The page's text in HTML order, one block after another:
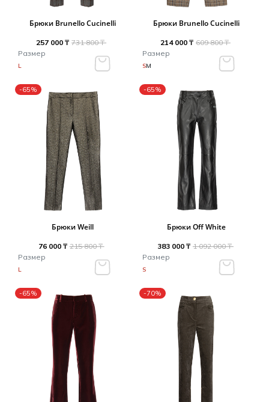
Брюки Brunello Cucinelli
257 000 ₸ 731 800 ₸
Размер
L
Брюки Brunello Cucinelli
214 000 ₸ 609 800 ₸
Размер
SM
-65%
Брюки Weill
76 000 ₸ 215 800 ₸
Размер
L
-65%
Брюки Off White
383 000 ₸ 1 092 000 ₸
Размер
S
-65% -70%